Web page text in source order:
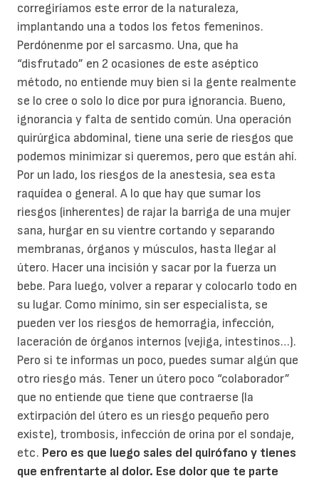
corregiríamos este error de la naturaleza,
implantando una a todos los fetos femeninos.
Perdónenme por el sarcasmo. Una, que ha
“disfrutado” en 2 ocasiones de este aséptico
método, no entiende muy bien si la gente realmente
se lo cree o solo lo dice por pura ignorancia. Bueno,
ignorancia y falta de sentido común. Una operación
quirúrgica abdominal, tiene una serie de riesgos que
podemos minimizar si queremos, pero que están ahí.
Por un lado, los riesgos de la anestesia, sea esta
raquídea o general. A lo que hay que sumar los
riesgos (inherentes) de rajar la barriga de una mujer
sana, hurgar en su vientre cortando y separando
membranas, órganos y músculos, hasta llegar al
útero. Hacer una incisión y sacar por la fuerza un
bebe. Para luego, volver a reparar y colocarlo todo en
su lugar. Como mínimo, sin ser especialista, se
pueden ver los riesgos de hemorragia, infección,
laceración de órganos internos (vejiga, intestinos…).
Pero si te informas un poco, puedes sumar algún que
otro riesgo más. Tener un útero poco “colaborador”
que no entiende que tiene que contraerse (la
extirpación del útero es un riesgo pequeño pero
existe), trombosis, infección de orina por el sondaje,
etc. Pero es que luego sales del quirófano y tienes
que enfrentarte al dolor. Ese dolor que te parte